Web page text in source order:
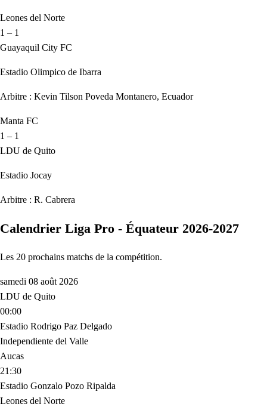
Leones del Norte
1 – 1
Guayaquil City FC
Estadio Olimpico de Ibarra
Arbitre : Kevin Tilson Poveda Montanero, Ecuador
Manta FC
1 – 1
LDU de Quito
Estadio Jocay
Arbitre : R. Cabrera
Calendrier Liga Pro - Équateur 2026-2027
Les 20 prochains matchs de la compétition.
samedi 08 août 2026
LDU de Quito
00:00
Estadio Rodrigo Paz Delgado
Independiente del Valle
Aucas
21:30
Estadio Gonzalo Pozo Ripalda
Leones del Norte